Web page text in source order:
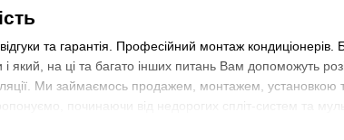
та гарантія. Професійний монтаж кондиціонерів.
який, на ці та багато інших питань Вам допоможуть
Ми займаємось продажем, монтажем, установкою
починаючи від недорогих спліт-систем та